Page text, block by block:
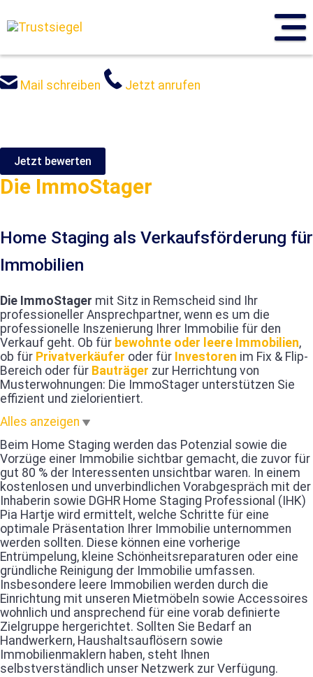
zum
Inhalt
Mail schreiben Jetzt anrufen
Jetzt bewerten
Die ImmoStager
Home Staging als Verkaufsförderung für
Immobilien
Die ImmoStager mit Sitz in Remscheid sind Ihr
professioneller Ansprechpartner, wenn es um die
professionelle Inszenierung Ihrer Immobilie für den
Verkauf geht. Ob für bewohnte oder leere Immobilien,
ob für Privatverkäufer oder für Investoren im Fix & Flip-
Bereich oder für Bauträger zur Herrichtung von
Musterwohnungen: Die ImmoStager unterstützen Sie
effizient und zielorientiert.
Alles anzeigen
Beim Home Staging werden das Potenzial sowie die
Vorzüge einer Immobilie sichtbar gemacht, die zuvor für
gut 80 % der Interessenten unsichtbar waren. In einem
kostenlosen und unverbindlichen Vorabgespräch mit der
Inhaberin sowie DGHR Home Staging Professional (IHK)
Pia Hartje wird ermittelt, welche Schritte für eine
optimale Präsentation Ihrer Immobilie unternommen
werden sollten. Diese können eine vorherige
Entrümpelung, kleine Schönheitsreparaturen oder eine
gründliche Reinigung der Immobilie umfassen.
Insbesondere leere Immobilien werden durch die
Einrichtung mit unseren Mietmöbeln sowie Accessoires
wohnlich und ansprechend für eine vorab definierte
Zielgruppe hergerichtet. Sollten Sie Bedarf an
Handwerkern, Haushaltsauflösern sowie
Immobilienmaklern haben, steht Ihnen
selbstverständlich unser Netzwerk zur Verfügung.